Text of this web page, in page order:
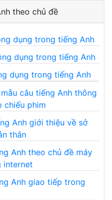
theo chủ đề
dụng trong tiếng Anh
dụng trong tiếng Anh
dụng trong tiếng Anh
câu tiếng Anh thông
chiếu phim
Anh giới thiệu về sở
thân
Anh theo chủ đề máy
internet
Anh giao tiếp trong